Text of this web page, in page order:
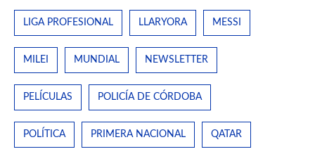
LIGA PROFESIONAL LLARYORA MESSI
MILEI MUNDIAL NEWSLETTER
PELÍCULAS POLICÍA DE CÓRDOBA
POLÍTICA PRIMERA NACIONAL QATAR